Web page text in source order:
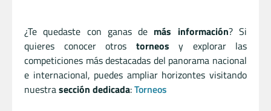
¿Te quedaste con ganas de más información? Si
quieres conocer otros torneos y explorar las
competiciones más destacadas del panorama nacional
e internacional, puedes ampliar horizontes visitando
nuestrasección dedicada:Torneos